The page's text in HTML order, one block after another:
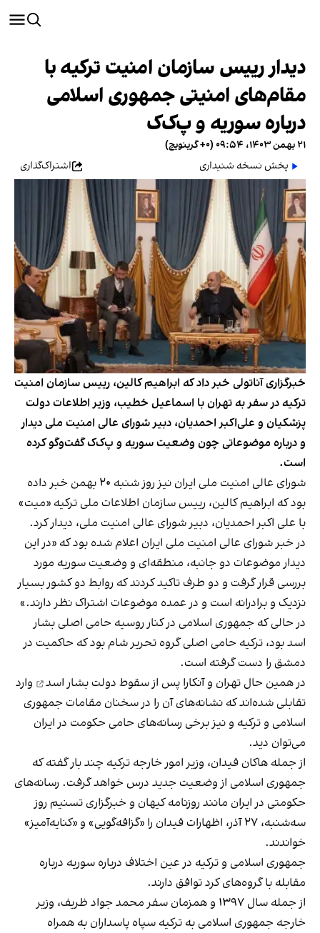
دیدار رییس سازمان امنیت ترکیه با
مقام‌های امنیتی جمهوری اسلامی
درباره سوریه و پ‌ک‌ک
۲۱ بهمن ۱۴۰۳، ۰۹:۵۴ (‎+۰ گرینویچ)
پخش نسخه شنیداری
اشتراک‌گذاری
خبرگزاری آناتولی خبر داد که ابراهیم کالین، رییس سازمان امنیت
ترکیه در سفر به تهران با اسماعیل خطیب، وزیر اطلاعات دولت
پزشکیان و علی‌اکبر احمدیان، دبیر شورای عالی امنیت ملی دیدار
و درباره موضوعاتی چون وضعیت سوریه و پ‌ک‌ک گفت‌و‌گو کرده
است.
شورای عالی امنیت ملی ایران نیز روز شنبه ۲۰ بهمن خبر داده
بود که ابراهیم کالین، رییس سازمان اطلاعات ملی ترکیه «میت»
با علی اکبر احمدیان، دبیر شورای عالی امنیت ملی، دیدار کرد.
در خبر شورای عالی امنیت ملی ایران اعلام شده بود که «در این
دیدار موضوعات دو جانبه، منطقه‌ای و وضعیت سوریه مورد
بررسی قرار گرفت و دو طرف تاکید کردند که روابط دو کشور بسیار
نزدیک و برادرانه است و در عمده‌ موضوعات اشتراک نظر دارند.»
در حالی که جمهوری اسلامی در کنار روسیه حامی اصلی بشار
اسد بود، ترکیه حامی اصلی گروه تحریر شام بود که حاکمیت در
دمشق را دست گرفته است.
در همین حال تهران و آنکارا پس از سقوط دولت بشار اسد
وارد
تقابلی شده‌اند که نشانه‌های آن را در سخنان مقامات جمهوری
اسلامی و ترکیه و نیز برخی رسانه‌های حامی حکومت در ایران
می‌توان دید.
از جمله هاکان فیدان، وزیر امور خارجه ترکیه چند بار گفته که
جمهوری اسلامی از وضعیت جدید درس خواهد گرفت. رسانه‌های
حکومتی در ایران مانند روزنامه کیهان و خبرگزاری تسنیم روز
سه‌شنبه، ۲۷ آذر، اظهارات فیدان را «گزافه‌گویی» و «کنایه‌آمیز»
خواندند.
جمهوری اسلامی و ترکیه در عین اختلاف درباره سوریه درباره
مقابله با گروه‌های کرد توافق دارند.
از جمله سال ۱۳۹۷ و همزمان سفر محمد جواد ظریف، وزیر
خارجه جمهوری اسلامی به ترکیه سپاه پاسداران به همراه